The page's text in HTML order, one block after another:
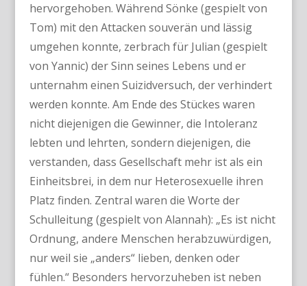
hervorgehoben. Während Sönke (gespielt von
Tom) mit den Attacken souverän und lässig
umgehen konnte, zerbrach für Julian (gespielt
von Yannic) der Sinn seines Lebens und er
unternahm einen Suizidversuch, der verhindert
werden konnte. Am Ende des Stückes waren
nicht diejenigen die Gewinner, die Intoleranz
lebten und lehrten, sondern diejenigen, die
verstanden, dass Gesellschaft mehr ist als ein
Einheitsbrei, in dem nur Heterosexuelle ihren
Platz finden. Zentral waren die Worte der
Schulleitung (gespielt von Alannah): „Es ist nicht
Ordnung, andere Menschen herabzuwürdigen,
nur weil sie „anders“ lieben, denken oder
fühlen.“ Besonders hervorzuheben ist neben